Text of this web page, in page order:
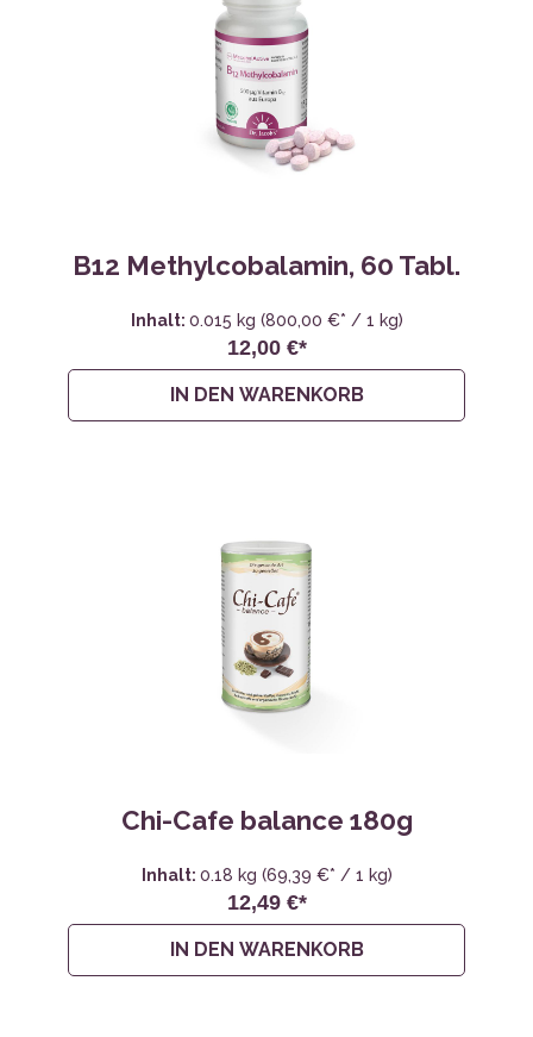
B12 Methylcobalamin, 60 Tabl.
Inhalt: 0.015 kg (800,00 €* / 1 kg)
12,00 €*
IN DEN WARENKORB
Chi-Cafe balance 180g
Inhalt: 0.18 kg (69,39 €* / 1 kg)
12,49 €*
IN DEN WARENKORB